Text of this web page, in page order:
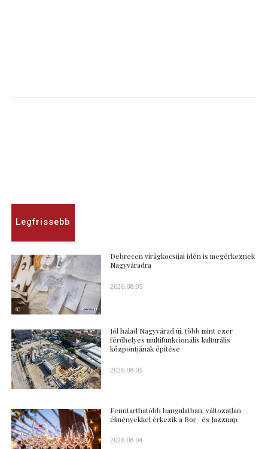
Legfrissebb
Debrecen virágkocsijai idén is megérkeznek
Nagyváradra
2026.08.05
Jól halad Nagyvárad új, több mint ezer
férőhelyes multifunkcionális kulturális
központjának építése
2026.08.05
Fenntarthatóbb hangulatban, változatlan
élményekkel érkezik a Bor- és Jazznap
2026.08.04